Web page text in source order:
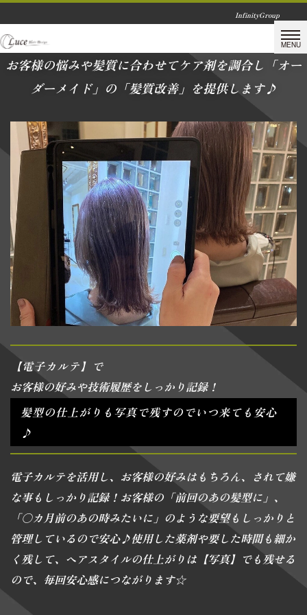
InfinityGroup
お客様の悩みや髪質に合わせてケア剤を調合し「オー
ダーメイド」の「髪質改善」を提供します♪
【電子カルテ】で
お客様の好みや技術履歴をしっかり記録！
髪型の仕上がりも写真で残すのでいつ来ても安心
♪
電子カルテを活用し、お客様の好みはもちろん、されて嫌
な事もしっかり記録！お客様の「前回のあの髪型に」、
「〇カ月前のあの時みたいに」のような要望もしっかりと
管理しているので安心♪使用した薬剤や要した時間も細か
く残して、ヘアスタイルの仕上がりは【写真】でも残せる
ので、毎回安心感につながります☆